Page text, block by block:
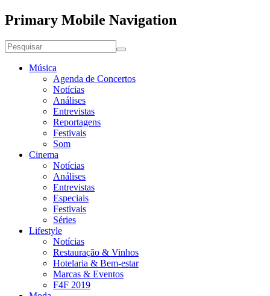
Primary Mobile Navigation
Música
Agenda de Concertos
Notícias
Análises
Entrevistas
Reportagens
Festivais
Som
Cinema
Notícias
Análises
Entrevistas
Especiais
Festivais
Séries
Lifestyle
Notícias
Restauração & Vinhos
Hotelaria & Bem-estar
Marcas & Eventos
F4F 2019